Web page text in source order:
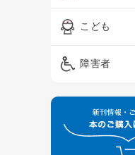
精神保健福
保育士
認知症ケア
ーシャルワ
看護
制度
こども
保育・教育
障害者
障害者支援